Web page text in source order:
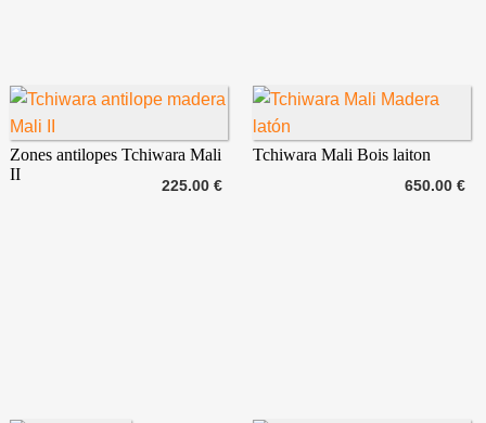
225.00 €
Zones antilopes Tchiwara Mali
II
650.00 €
Tchiwara Mali Bois laiton